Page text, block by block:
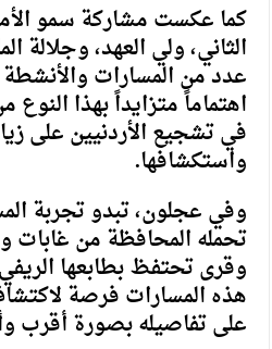
كما عكست مشاركة سمو
الثاني، ولي العهد، وجلالة
عدد من المسارات والأنشطة
اهتماماً متزايداً بهذا
في تشجيع الأردنيين على
واستكشافها.
وفي عجلون، تبدو تجربة
تحمله المحافظة من
وقرى تحتفظ بطابعها
هذه المسارات فرصة
على تفاصيله بصورة أقرب